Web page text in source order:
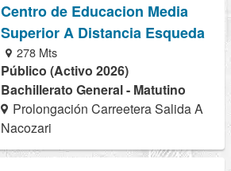
Centro de Educacion Media
Superior A Distancia Esqueda
278 Mts
Público (Activo 2026)
Bachillerato General - Matutino
Prolongación Carreetera Salida A
Nacozari